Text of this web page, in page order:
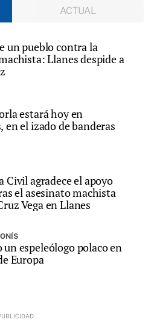
ACTUAL
un pueblo contra la
Llanes despide a
estará hoy en
en el izado de banderas
Civil agradece el apoyo
el asesinato machista
Vega en Llanes
un espeleólogo polaco en
Europa